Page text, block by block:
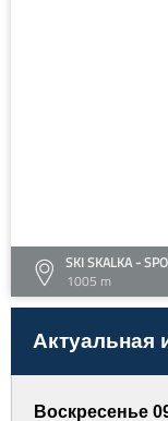
SKI SKALKA -
1005 m
Актуальная
Воскресенье